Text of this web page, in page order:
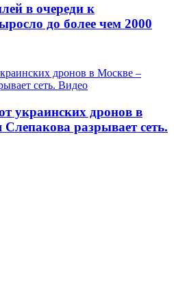
в очереди к
до более чем 2000
украинских дронов в
разрывает сеть.